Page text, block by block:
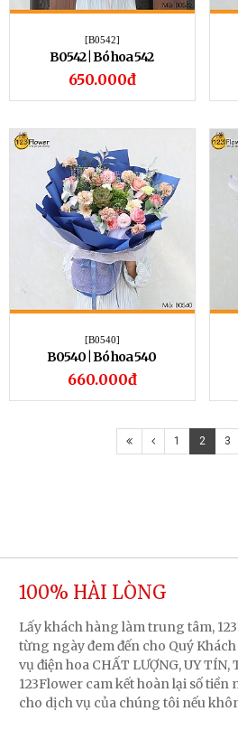
[B0542]
B0542 | Bó hoa 542
650.000đ
[B0540]
B0540 | Bó hoa 540
660.000đ
1 2 3
100% HÀI LÒNG
Lấy khách hàng làm trung tâm,
từng ngày đem đến cho Quý
vụ điện hoa CHẤT LƯỢNG, UY TÍN,
123Flower cam kết hoàn lại số tiền
cho dịch vụ của chúng tôi nếu